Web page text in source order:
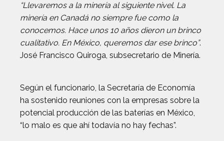
“Llevaremos a la minería al siguiente nivel. La
minería en Canadá no siempre fue como la
conocemos. Hace unos 10 años dieron un brinco
cualitativo. En México, queremos dar ese brinco”.
José Francisco Quiroga, subsecretario de Minería.
Según el funcionario, la Secretaría de Economía
ha sostenido reuniones con la empresas sobre la
potencial producción de las baterías en México,
“lo malo es que ahí todavía no hay fechas”.